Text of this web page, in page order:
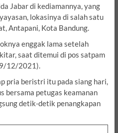
Jabar di kediamannya, yang
lokasinya di salah satu
Antapani, Kota Bandung.
enggak lama setelah
saat ditemui di pos satpam
12/2021).
pria beristri itu pada siang hari,
bersama petugas keamanan
detik-detik penangkapan